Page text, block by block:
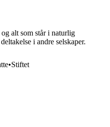
alt som står i naturlig
i andre selskaper.
•Stiftet